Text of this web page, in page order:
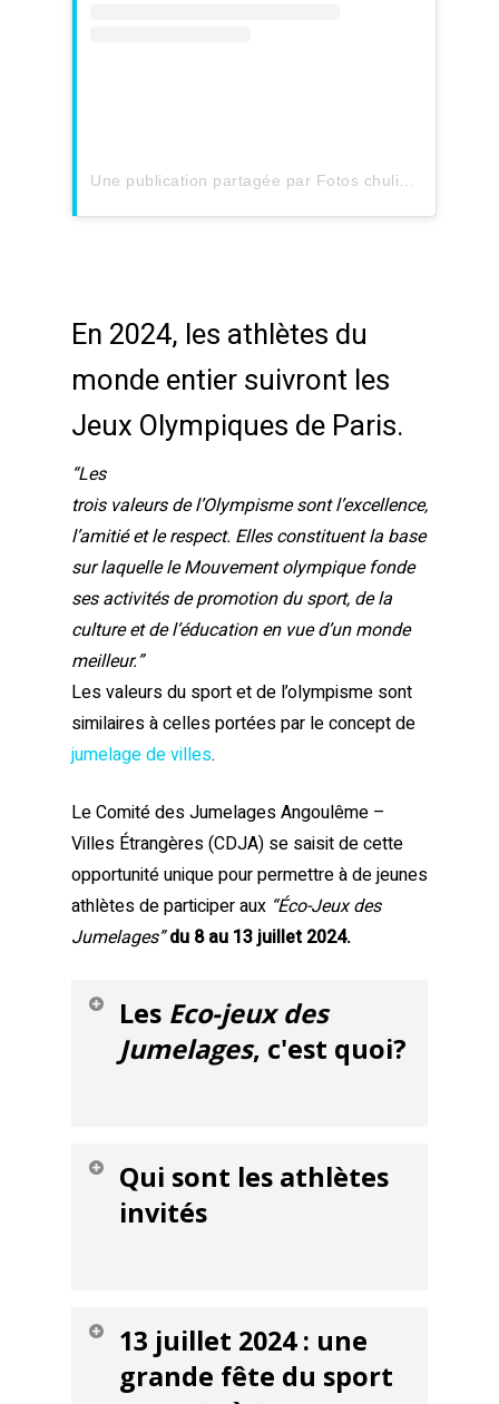
En 2024, les athlètes du
monde entier suivront les
Jeux Olympiques de Paris.
“Les
trois valeurs de l’Olympisme sont l’excellence,
l’amitié et le respect. Elles constituent la base
sur laquelle le Mouvement olympique fonde
ses activités de promotion du sport, de la
culture et de l’éducation en vue d’un monde
meilleur.”
Les valeurs du sport et de l’olympisme sont
similaires à celles portées par le concept de
jumelage de villes.
Le Comité des Jumelages Angoulême –
Villes Étrangères (CDJA) se saisit de cette
opportunité unique pour permettre à de jeunes
athlètes de participer aux “Éco-Jeux des
Jumelages” du 8 au 13 juillet 2024.
Les Eco-jeux des
Jumelages, c'est quoi?
C’est un projet qui rassemble des
athlètes et les invitent à se questionner
sur une pratique sportive plus éco
environnementaux à la pratique du
sport?
Qui sont les athlètes
invités
13 juillet 2024 : une
grande fête du sport